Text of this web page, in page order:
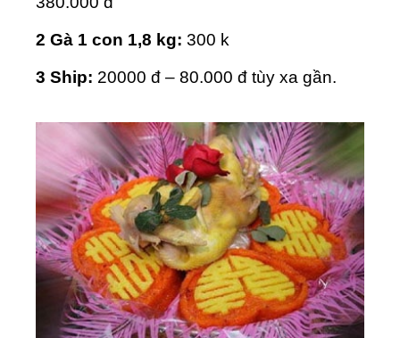
2 Gà 1 con 1,8 kg: 300 k
3 Ship: 20000 đ – 80.000 đ tùy xa gần.